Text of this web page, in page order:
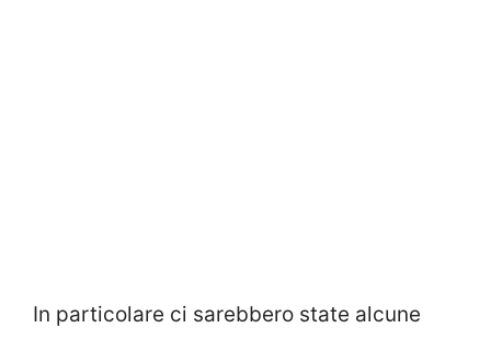
In particolare ci sarebbero state alcune